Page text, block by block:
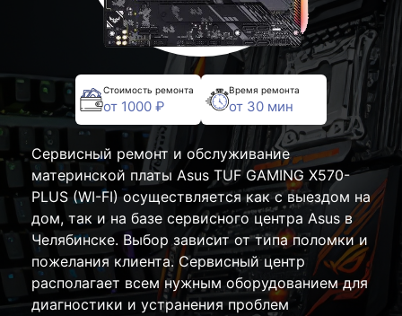
Стоимость ремонта
от 1000 ₽
Время ремонта
от 30 мин
Сервисный ремонт и обслуживание
материнской платы Asus TUF GAMING X570-
PLUS (WI-FI) осуществляется как с выездом на
дом, так и на базе сервисного центра Asus в
Челябинске. Выбор зависит от типа поломки и
пожелания клиента. Сервисный центр
располагает всем нужным оборудованием для
диагностики и устранения проблем